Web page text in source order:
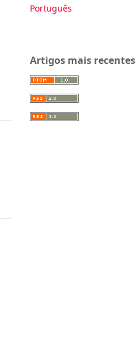
Português
Artigos mais recentes